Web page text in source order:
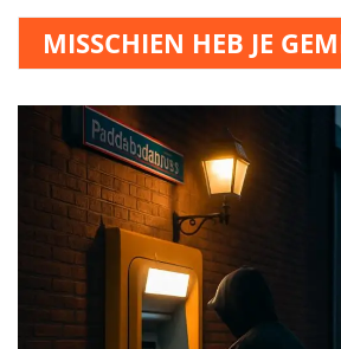
MISSCHIEN HEB JE